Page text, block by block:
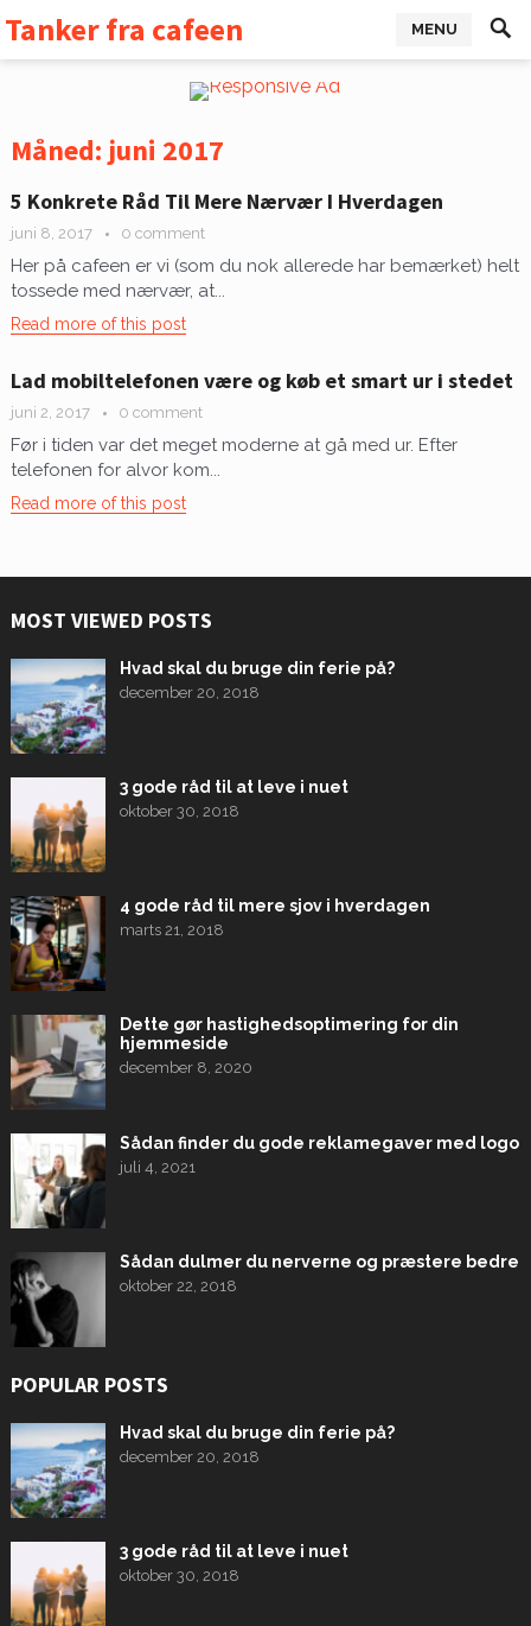
Tanker fra cafeen MENU
Måned: juni 2017
5 Konkrete Råd Til Mere Nærvær I Hverdagen
juni 8, 2017 0 comment
Her på cafeen er vi (som du nok allerede har bemærket) helt
tossede med nærvær, at...
Read more of this post
Lad mobiltelefonen være og køb et smart ur i stedet
juni 2, 2017 0 comment
Før i tiden var det meget moderne at gå med ur. Efter
telefonen for alvor kom...
Read more of this post
MOST VIEWED POSTS
Hvad skal du bruge din ferie på?
december 20, 2018
3 gode råd til at leve i nuet
oktober 30, 2018
4 gode råd til mere sjov i hverdagen
marts 21, 2018
Dette gør hastighedsoptimering for din
hjemmeside
december 8, 2020
Sådan finder du gode reklamegaver med logo
juli 4, 2021
Sådan dulmer du nerverne og præstere bedre
oktober 22, 2018
POPULAR POSTS
Hvad skal du bruge din ferie på?
december 20, 2018
3 gode råd til at leve i nuet
oktober 30, 2018